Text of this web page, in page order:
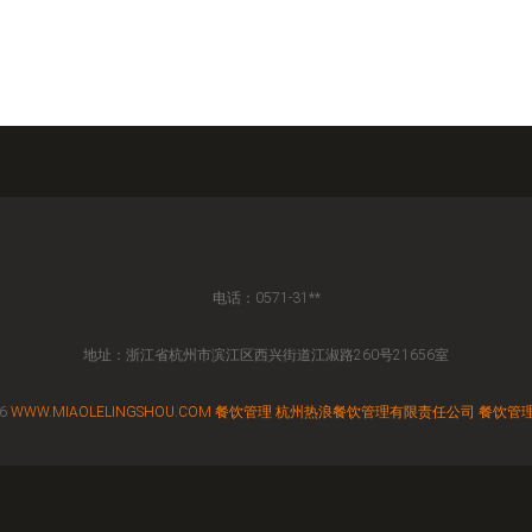
电话：0571-31**
地址：浙江省杭州市滨江区西兴街道江淑路260号21656室
WWW.MIAOLELINGSHOU.COM 餐饮管理 杭州热浪餐饮管理有限责任公司 餐饮管